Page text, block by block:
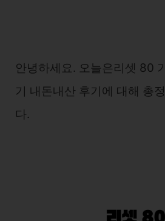
안녕하세요. 오늘은리셋 80
기 내돈내산 후기에 대해 총
다.